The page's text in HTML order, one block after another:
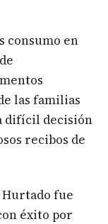
consumo en
las familias
difícil decisión
recibos de
fue
éxito por